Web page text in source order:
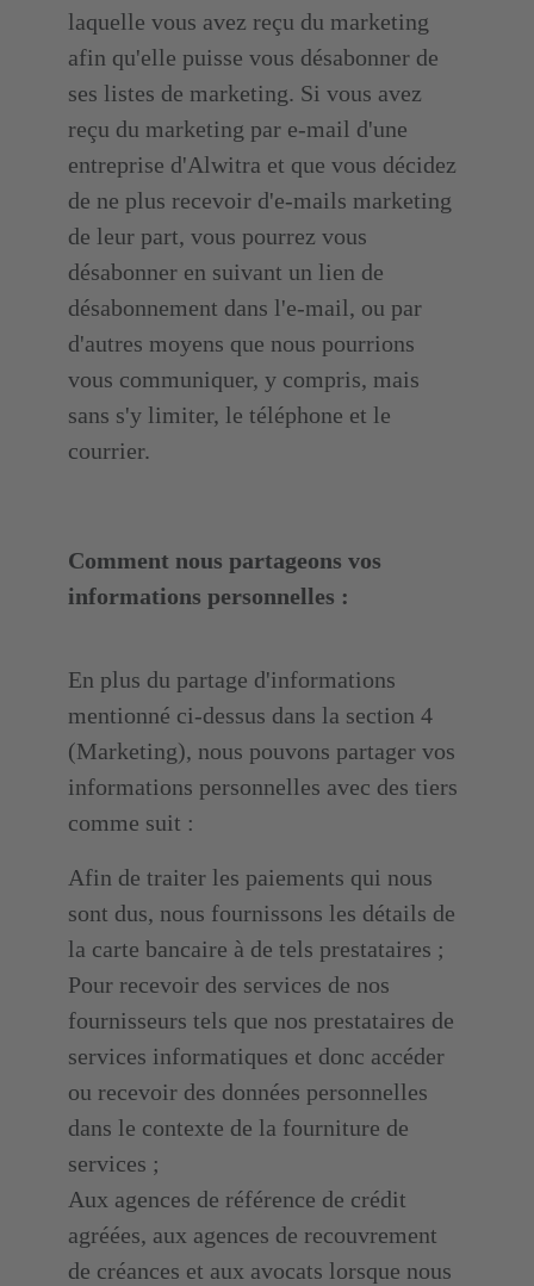
laquelle vous avez reçu du marketing
afin qu'elle puisse vous désabonner de
ses listes de marketing. Si vous avez
reçu du marketing par e-mail d'une
entreprise d'Alwitra et que vous décidez
de ne plus recevoir d'e-mails marketing
de leur part, vous pourrez vous
désabonner en suivant un lien de
désabonnement dans l'e-mail, ou par
d'autres moyens que nous pourrions
vous communiquer, y compris, mais
sans s'y limiter, le téléphone et le
courrier.
Comment nous partageons vos
informations personnelles :
En plus du partage d'informations
mentionné ci-dessus dans la section 4
(Marketing), nous pouvons partager vos
informations personnelles avec des tiers
comme suit :
Afin de traiter les paiements qui nous
sont dus, nous fournissons les détails de
la carte bancaire à de tels prestataires ;
Pour recevoir des services de nos
fournisseurs tels que nos prestataires de
services informatiques et donc accéder
ou recevoir des données personnelles
dans le contexte de la fourniture de
services ;
Aux agences de référence de crédit
agréées, aux agences de recouvrement
de créances et aux avocats lorsque nous